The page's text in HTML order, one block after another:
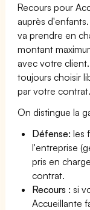
Recours pour
auprès
va prendre en
montant
avec votre
toujours choisir
par votre contrat.
On distingue la
Défense: les
l'entreprise
pris en
contrat.
Recours : si
Accueillante